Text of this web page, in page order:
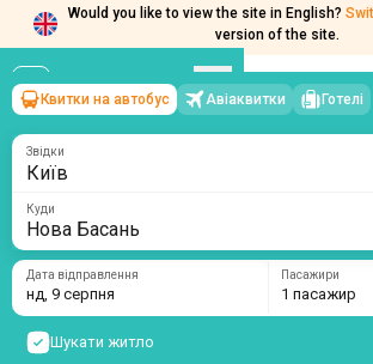
Would you like to view the site in English?
version of the site.
Київ→Нова Басань
нд, 9 серпня/1 пасажир
Квитки на автобус Авіаквитки Готелі
Звідки
Куди
Дата відправлення
нд, 9 серпня
Пасажири
1 пасажир
Шукати житло